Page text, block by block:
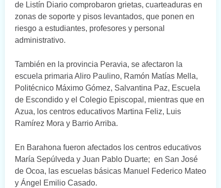
de Listín Diario comprobaron grietas, cuarteaduras en
zonas de soporte y pisos levantados, que ponen en
riesgo a estudiantes, profesores y personal
administrativo.
También en la provincia Peravia, se afectaron la
escuela primaria Aliro Paulino, Ramón Matías Mella,
Politécnico Máximo Gómez, Salvantina Paz, Escuela
de Escondido y el Colegio Episcopal, mientras que en
Azua, los centros educativos Martina Feliz, Luis
Ramírez Mora y Barrio Arriba.
En Barahona fueron afectados los centros educativos
María Sepúlveda y Juan Pablo Duarte; en San José
de Ocoa, las escuelas básicas Manuel Federico Mateo
y Ángel Emilio Casado.